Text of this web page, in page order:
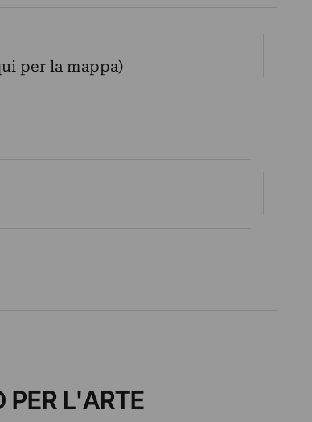
per la mappa)
PER L'ARTE